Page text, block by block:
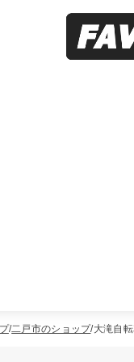
二戸市のショップ 大滝自